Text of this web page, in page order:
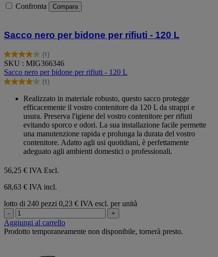
Confronta Compara
Sacco nero per bidone per rifiuti - 120 L
(1)
4.0
su
5
stelle.
recensione
SKU : MIG366346
Sacco nero per bidone per rifiuti - 120 L
(1)
4.0
recensione
Realizzato in materiale robusto, questo sacco protegge
efficacemente il vostro contenitore da 120 L da strappi e
usura. Preserva l'igiene del vostro contenitore per rifiuti
evitando sporco e odori. La sua installazione facile permette
una manutenzione rapida e prolunga la durata del vostro
contenitore. Adatto agli usi quotidiani, è perfettamente
adeguato agli ambienti domestici o professionali.
56,25 € IVA Escl.
68,63 € IVA incl.
lotto di 240 pezzi 0,23 € IVA escl. per unità
- +
Aggiungi al carrello
Prodotto temporaneamente non disponibile, tornerà presto.